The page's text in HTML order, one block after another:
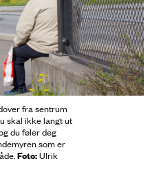
fra sentrum
skal ikke langt ut
du føler deg
som er
Foto:Ulrik